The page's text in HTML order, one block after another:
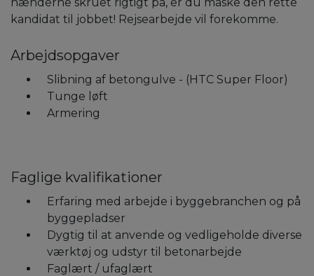
kandidat til jobbet! Rejsearbejde vil forekomme.
Arbejdsopgaver
Slibning af betongulve - (HTC Super Floor)
Tunge løft
Armering
Faglige kvalifikationer
Erfaring med arbejde i byggebranchen og på
byggepladser
Dygtig til at anvende og vedligeholde diverse
værktøj og udstyr til betonarbejde
Faglært / ufaglært